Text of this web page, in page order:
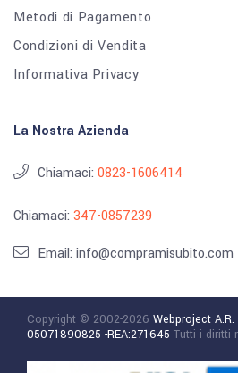
Metodi di Pagamento
Condizioni di Vendita
Informativa Privacy
La Nostra Azienda
Chiamaci: 0823-1606414
Chiamaci: 347-0857239
Email: info@compramisubito.com
Copyright © 2002-2026 Webproject
05071890825 -REA:271645 Tutti i diritti